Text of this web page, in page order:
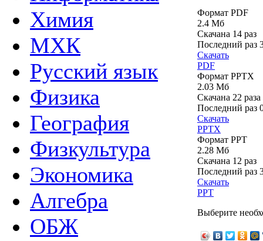
Химия
МХК
Русский язык
Физика
География
Физкультура
Экономика
Алгебра
ОБЖ
Формат PDF
2.4 Мб
Скачана 14 раз
Последний раз
Скачать
PDF
Формат PPTX
2.03 Мб
Скачана 22 раза
Последний раз
Скачать
PPTX
Формат PPT
2.28 Мб
Скачана 12 раз
Последний раз
Скачать
PPT
Выберите